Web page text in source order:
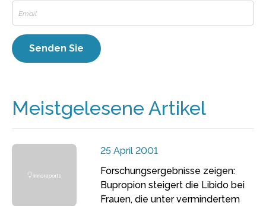
Meistgelesene Artikel
25 April 2001
Forschungsergebnisse zeigen:
Bupropion steigert die Libido bei
Frauen, die unter vermindertem